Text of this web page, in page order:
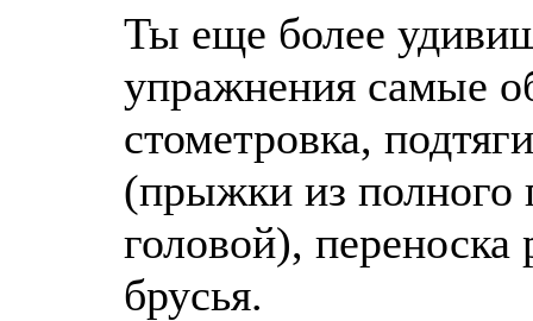
Ты еще более
упражнения самые
стометровка,
(прыжки из полного
головой), переноска
брусья.